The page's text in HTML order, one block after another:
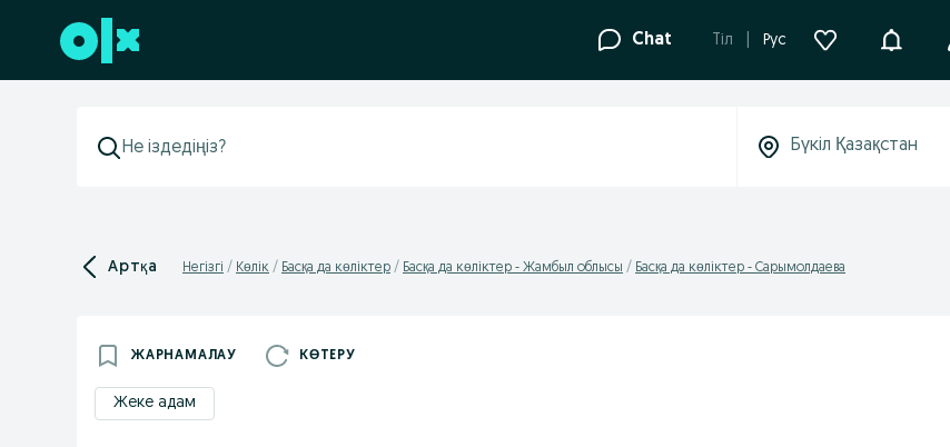
Төменгі деректемеге өту Chat Tіл Рус
Артқа Негізгі Көлік Басқа да көліктер Басқа да көліктер - Жамбыл облысы Басқа да көліктер - Сарымолдаева
ЖАРНАМАЛАУ КӨТЕРУ
Жеке адам